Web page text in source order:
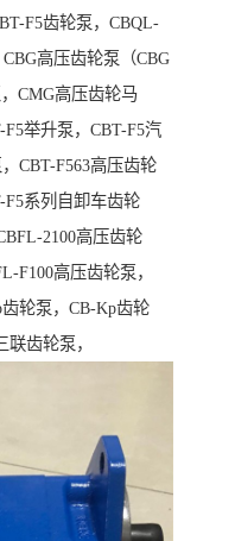
F5齿轮泵，CBQL-
高压齿轮泵（CBG
CMG高压齿轮马
举升泵，CBT-F5汽
CBT-F563高压齿轮
F5系列自卸车齿轮
2100高压齿轮
F100高压齿轮泵，
轮泵，CB-Kp齿轮
齿轮泵，